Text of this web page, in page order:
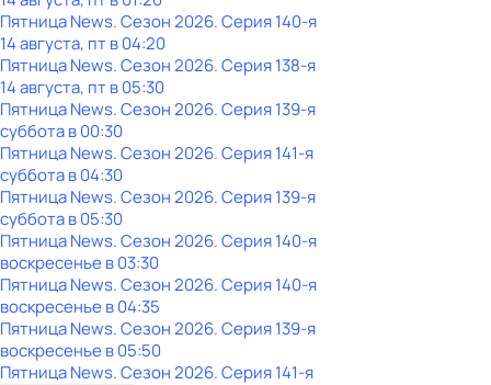
Пятница News. Сезон 2026. Серия 140-я
14 августа, пт в 04:20
Пятница News. Сезон 2026. Серия 138-я
14 августа, пт в 05:30
Пятница News. Сезон 2026. Серия 139-я
субботав00:30
Пятница News. Сезон 2026. Серия 141-я
субботав04:30
Пятница News. Сезон 2026. Серия 139-я
субботав05:30
Пятница News. Сезон 2026. Серия 140-я
воскресенье в03:30
Пятница News. Сезон 2026. Серия 140-я
воскресенье в04:35
Пятница News. Сезон 2026. Серия 139-я
воскресенье в05:50
Пятница News. Сезон 2026. Серия 141-я